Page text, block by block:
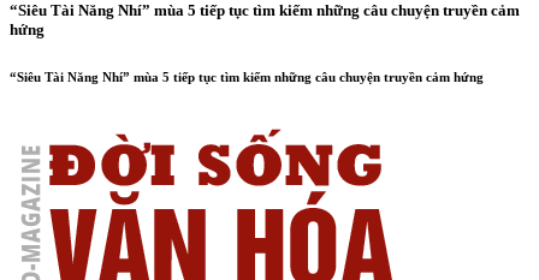
“Siêu Tài Năng Nhí” mùa 5 tiếp tục tìm kiếm những câu chuyện truyền cảm
hứng
“Siêu Tài Năng Nhí” mùa 5 tiếp tục tìm kiếm những câu chuyện truyền cảm hứng